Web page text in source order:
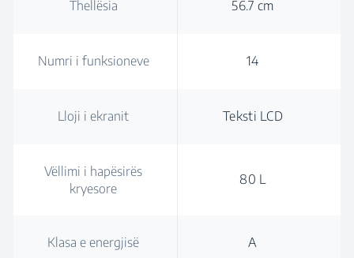
Thellësia 56.7 cm
Numri i funksioneve 14
Lloji i ekranit Teksti LCD
Vëllimi i hapësirës
kryesore
80 L
Klasa e energjisë A